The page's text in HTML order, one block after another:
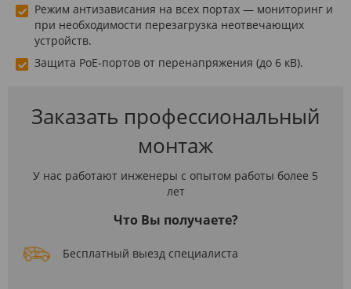
Режим антизависания на всех портах — мониторинг и
при необходимости перезагрузка неотвечающих
устройств.
Защита PoE-портов от перенапряжения (до 6 кВ).
Заказать профессиональный
монтаж
У нас работают инженеры с опытом работы более 5
лет
Что Вы получаете?
Бесплатный выезд специалиста